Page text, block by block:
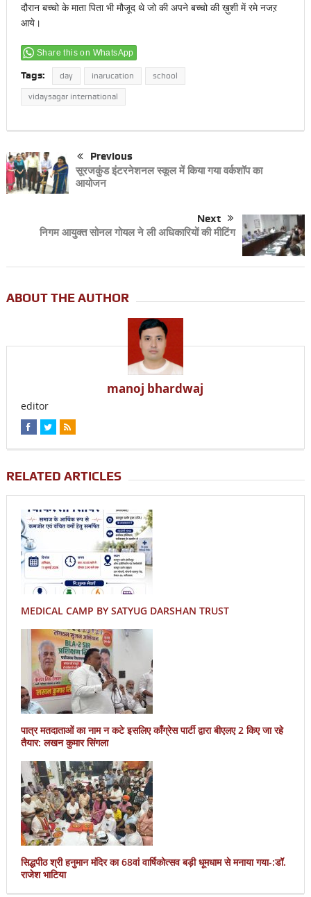
दौरान बच्चो के माता पिता भी मौजूद थे जो की अपने बच्चो की ख़ुशी में रमे नजऱ
आये।
Share this on WhatsApp
Tags: day inarucation school
vidaysagar international
Previous
सूरजकुंड इंटरनेशनल स्कूल में किया गया वर्कशॉप का
आयोजन
Next
निगम आयुक्त सोनल गोयल ने ली अधिकारियों की मीटिंग
ABOUT THE AUTHOR
manoj bhardwaj
editor
RELATED ARTICLES
MEDICAL CAMP BY SATYUG DARSHAN TRUST
पात्र मतदाताओं का नाम न कटे इसलिए काँग्रेस पार्टी द्वारा बीएलए 2 किए जा रहे
तैयार: लखन कुमार सिंगला
सिद्धपीठ श्री हनुमान मंदिर का 68वां वार्षिकोत्सव बड़ी धूमधाम से मनाया गया-:डॉ.
राजेश भाटिया